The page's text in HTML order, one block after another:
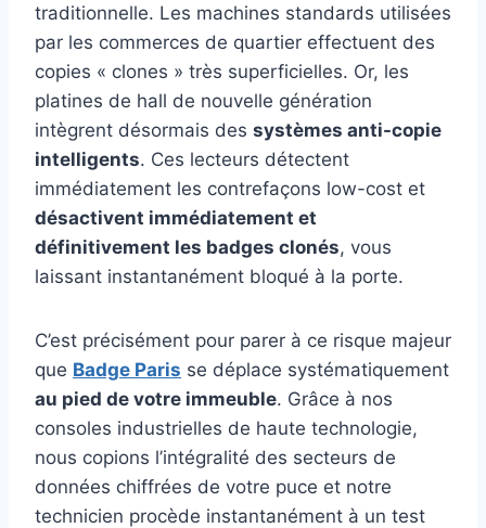
traditionnelle. Les machines standards utilisées
par les commerces de quartier effectuent des
copies « clones » très superficielles. Or, les
platines de hall de nouvelle génération
intègrent désormais des systèmes anti-copie
intelligents. Ces lecteurs détectent
immédiatement les contrefaçons low-cost et
désactivent immédiatement et
définitivement les badges clonés, vous
laissant instantanément bloqué à la porte.
C’est précisément pour parer à ce risque majeur
que Badge Paris se déplace systématiquement
au pied de votre immeuble. Grâce à nos
consoles industrielles de haute technologie,
nous copions l’intégralité des secteurs de
données chiffrées de votre puce et notre
technicien procède instantanément à un test